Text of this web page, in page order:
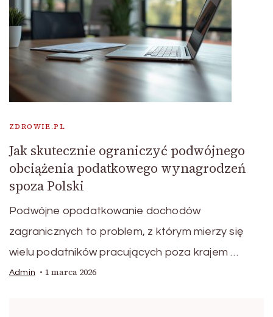
ZDROWIE.PL
Jak skutecznie ograniczyć podwójnego
obciążenia podatkowego wynagrodzeń
spoza Polski
Podwójne opodatkowanie dochodów
zagranicznych to problem, z którym mierzy się
wielu podatników pracujących poza krajem …
Admin 1 marca 2026